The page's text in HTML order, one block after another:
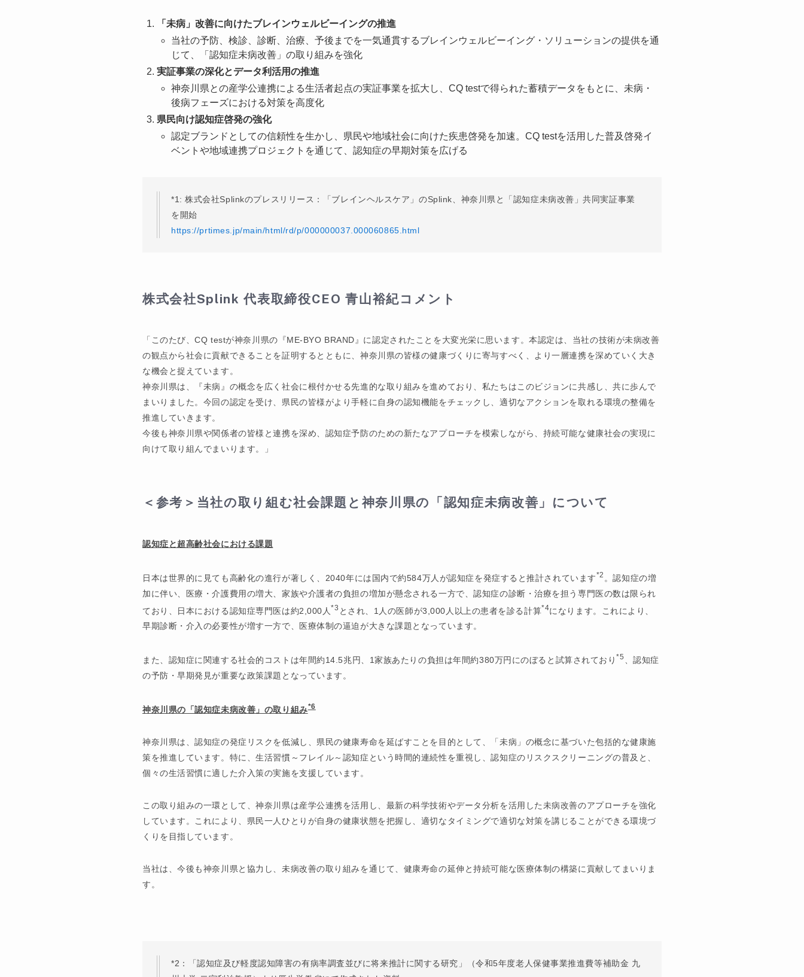
「未病」改善に向けたブレインウェルビーイングの推進
当社の予防、検診、診断、治療、予後までを一気通貫するブレインウェルビーイング・ソリューションの提供を通
じて、「認知症未病改善」の取り組みを強化
実証事業の深化とデータ利活用の推進
神奈川県との産学公連携による生活者起点の実証事業を拡大し、CQ testで得られた蓄積データをもとに、未病・
後病フェーズにおける対策を高度化
県民向け認知症啓発の強化
認定ブランドとしての信頼性を生かし、県民や地域社会に向けた疾患啓発を加速。CQ testを活用した普及啓発イ
ベントや地域連携プロジェクトを通じて、認知症の早期対策を広げる
*1: 株式会社Splinkのプレスリリース：「ブレインヘルスケア」のSplink、神奈川県と「認知症未病改善」共同実証事業
を開始
https://prtimes.jp/main/html/rd/p/000000037.000060865.html
株式会社Splink代表取締役CEO 青山裕紀コメント
「このたび、CQ testが神奈川県の『ME-BYO BRAND』に認定されたことを大変光栄に思います。本認定は、当社の技術が未病改善
の観点から社会に貢献できることを証明するとともに、神奈川県の皆様の健康づくりに寄与すべく、より一層連携を深めていく大き
な機会と捉えています。
神奈川県は、『未病』の概念を広く社会に根付かせる先進的な取り組みを進めており、私たちはこのビジョンに共感し、共に歩んで
まいりました。今回の認定を受け、県民の皆様がより手軽に自身の認知機能をチェックし、適切なアクションを取れる環境の整備を
推進していきます。
今後も神奈川県や関係者の皆様と連携を深め、認知症予防のための新たなアプローチを模索しながら、持続可能な健康社会の実現に
向けて取り組んでまいります。」
＜参考＞当社の取り組む社会課題と神奈川県の「認知症未病改善」について
認知症と超高齢社会における課題
日本は世界的に見ても高齢化の進行が著しく、2040年には国内で約584万人が認知症を発症すると推計されています*2 。認知症の増
加に伴い、医療・介護費用の増大、家族や介護者の負担の増加が懸念される一方で、認知症の診断・治療を担う専門医の数は限られ
ており、日本における認知症専門医は約2,000人 *3 とされ、1人の医師が3,000人以上の患者を診る計算*4になります。これにより、
早期診断・介入の必要性が増す一方で、医療体制の逼迫が大きな課題となっています。
また、認知症に関連する社会的コストは年間約14.5兆円、1家族あたりの負担は年間約380万円にのぼると試算されており *5
、認知症
の予防・早期発見が重要な政策課題となっています。
神奈川県の「認知症未病改善」の取り組み*6
神奈川県は、認知症の発症リスクを低減し、県民の健康寿命を延ばすことを目的として、「未病」の概念に基づいた包括的な健康施
策を推進しています。特に、生活習慣～フレイル～認知症という時間的連続性を重視し、認知症のリスクスクリーニングの普及と、
個々の生活習慣に適した介入策の実施を支援しています。
この取り組みの一環として、神奈川県は産学公連携を活用し、最新の科学技術やデータ分析を活用した未病改善のアプローチを強化
しています。これにより、県民一人ひとりが自身の健康状態を把握し、適切なタイミングで適切な対策を講じることができる環境づ
くりを目指しています。
当社は、今後も神奈川県と協力し、未病改善の取り組みを通じて、健康寿命の延伸と持続可能な医療体制の構築に貢献してまいりま
す。
*2：「認知症及び軽度認知障害の有病率調査並びに将来推計に関する研究」（令和5年度老人保健事業推進費等補助金 九